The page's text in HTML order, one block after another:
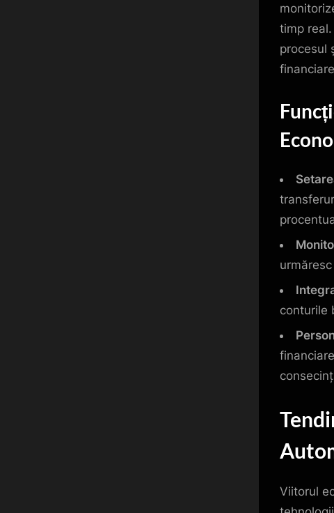
timp
procesul
conturile
Viitorul